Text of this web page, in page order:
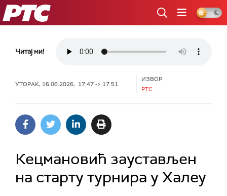
РТС
Читај ми!
УТОРАК, 16.06.2026, 17:47 -> 17:51
ИЗВОР:
РТС
Кецмановић заустављен
на старту турнира у Халеу